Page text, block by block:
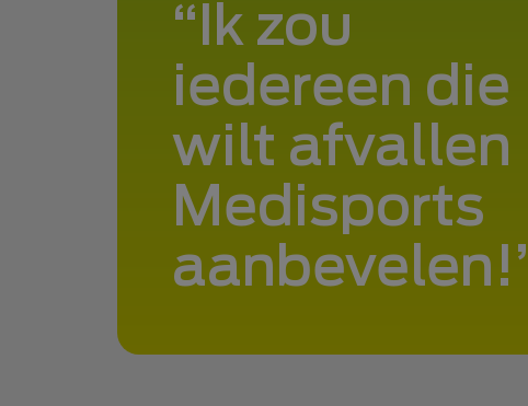
Ik zou
iedereen die
wilt afvallen
Medisports
aanbevelen!